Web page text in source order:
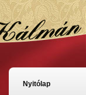
Ugrás
a
tartalomra
Főmenü
Nyitólap